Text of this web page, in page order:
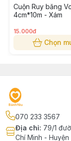
Cuộn Ruy băng
4cm*10m - Xám
15.000đ
Chọn
070 233 3567
Địa chỉ: 79/1
Chí Minh -